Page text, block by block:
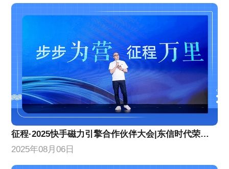
征程·2025快手磁力引擎合作伙伴大会|东信时代荣获两项年度荣誉
2025年08月06日